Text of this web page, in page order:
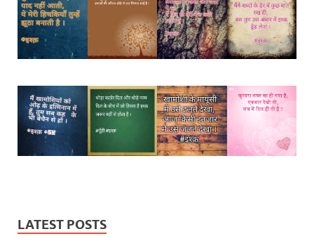
LATEST POSTS